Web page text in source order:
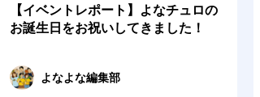
【イベントレポート】よなチュロの
お誕生日をお祝いしてきました！
よなよな編集部